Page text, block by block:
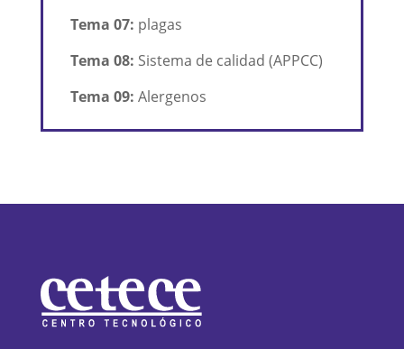
Tema 07: plagas
Tema 08: Sistema de calidad (APPCC)
Tema 09: Alergenos